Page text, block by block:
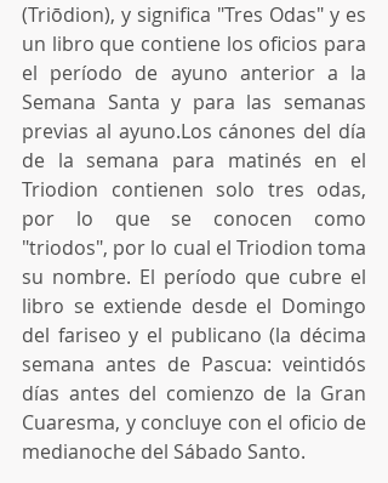
(Triōdion), y significa "Tres Odas" y es
un libro que contiene los oficios para
el período de ayuno anterior a la
Semana Santa y para las semanas
previas al ayuno.Los cánones del día
de la semana para matinés en el
Triodion contienen solo tres odas,
por lo que se conocen como
"triodos", por lo cual el Triodion toma
su nombre. El período que cubre el
libro se extiende desde el Domingo
del fariseo y el publicano (la décima
semana antes de Pascua: veintidós
días antes del comienzo de la Gran
Cuaresma, y concluye con el oficio de
medianoche del Sábado Santo.